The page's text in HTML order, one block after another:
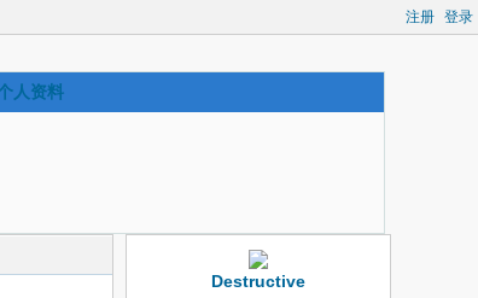
注册 登录
人资料
Destructive